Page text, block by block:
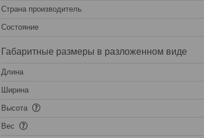
Страна производитель
Состояние
Габаритные размеры в разложенном виде
Длина
Ширина
Высота
Вес